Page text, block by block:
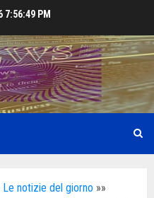
7:56:50 PM
notizie del giorno »»